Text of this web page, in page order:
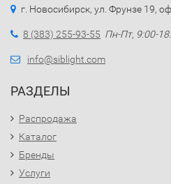
г. Новосибирск, ул. Фрунзе 19,
8 (383) 255-93-55 Пн-Пт, 9:00-
info@siblight.com
РАЗДЕЛЫ
Распродажа
Каталог
Бренды
Услуги